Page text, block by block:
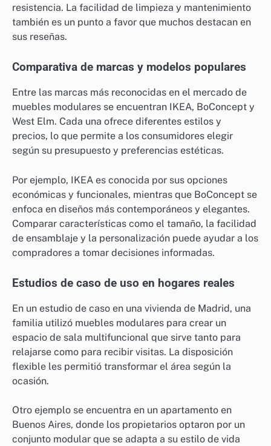
resistencia. La facilidad de limpieza y mantenimiento
también es un punto a favor que muchos destacan en
sus reseñas.
Comparativa de marcas y modelos populares
Entre las marcas más reconocidas en el mercado de
muebles modulares se encuentran IKEA, BoConcept y
West Elm. Cada una ofrece diferentes estilos y
precios, lo que permite a los consumidores elegir
según su presupuesto y preferencias estéticas.
Por ejemplo, IKEA es conocida por sus opciones
económicas y funcionales, mientras que BoConcept se
enfoca en diseños más contemporáneos y elegantes.
Comparar características como el tamaño, la facilidad
de ensamblaje y la personalización puede ayudar a los
compradores a tomar decisiones informadas.
Estudios de caso de uso en hogares reales
En un estudio de caso en una vivienda de Madrid, una
familia utilizó muebles modulares para crear un
espacio de sala multifuncional que sirve tanto para
relajarse como para recibir visitas. La disposición
flexible les permitió transformar el área según la
ocasión.
Otro ejemplo se encuentra en un apartamento en
Buenos Aires, donde los propietarios optaron por un
conjunto modular que se adapta a su estilo de vida